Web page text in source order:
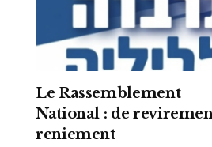
Le Rassemblement
National : de
reniement